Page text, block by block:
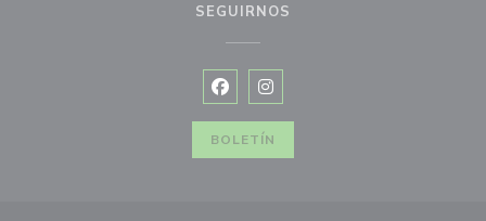
SEGUIRNOS
Facebook ((abre en una nueva
Instagram ((abre en una
BOLETÍN